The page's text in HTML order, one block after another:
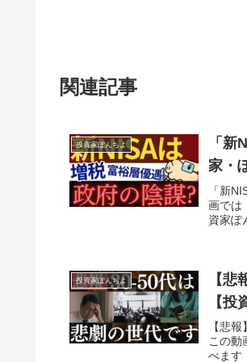
関連記事
投資家ぽんちよ
「
家・
「新
画では
資家ぽ
投資家ぽんちよ
【
【投
【悲
この動
べます